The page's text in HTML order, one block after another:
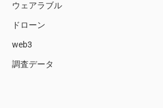
ウェアラブル
ドローン
web3
調査データ